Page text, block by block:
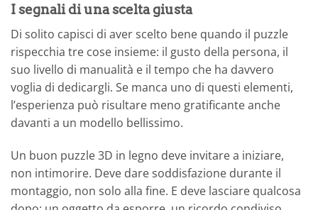
I segnali di una scelta giusta
Di solito capisci di aver scelto bene quando il puzzle
rispecchia tre cose insieme: il gusto della persona, il
suo livello di manualità e il tempo che ha davvero
voglia di dedicargli. Se manca uno di questi elementi,
l’esperienza può risultare meno gratificante anche
davanti a un modello bellissimo.
Un buon puzzle 3D in legno deve invitare a iniziare,
non intimorire. Deve dare soddisfazione durante il
montaggio, non solo alla fine. E deve lasciare qualcosa